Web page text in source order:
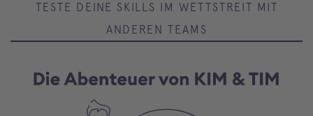
TESTE DEINE SKILLS IM WETTSTREIT MIT
ANDEREN TEAMS